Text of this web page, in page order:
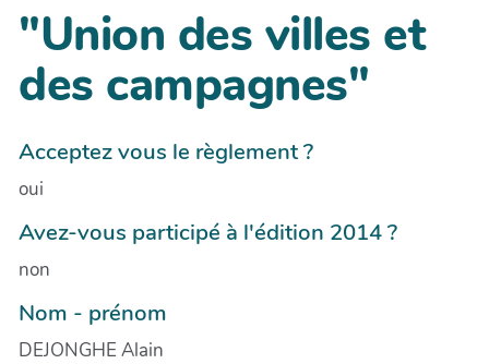
"Union des villes et
des campagnes"
Acceptez vous le règlement ?
oui
Avez-vous participé à l'édition 2014 ?
non
Nom - prénom
DEJONGHE Alain